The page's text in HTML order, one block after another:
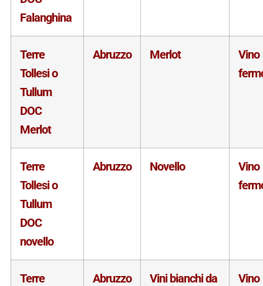
Falanghina
Terre
Tollesi o
Tullum
DOC
Merlot
Abruzzo Merlot
Vino
Terre
Tollesi o
Tullum
DOC
novello
Abruzzo Novello
Vino
Terre
Abruzzo
Vini bianchi da
Vino